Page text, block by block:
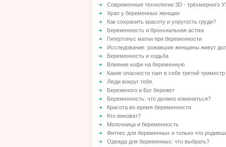
Современные технологии 3D - трёхмерного
Храп у беременных женщин
Как сохранить красоту и упругость груди?
Беременность и бронхиальная астма
Гипертонус матки при беременности
Исследование: рожавшие женщины живут
Беременность и ходьба
Влияние кофе на беременную
Какие опасности таит в себе третий
Люди вокруг тебя.
Береженого и Бог бережет
Беременность: что должно измениться?
Красота во время беременности
Кто виноват?
Молочница и беременность
Фитнес для беременных и только что
Одежда для беременных: что выбрать?